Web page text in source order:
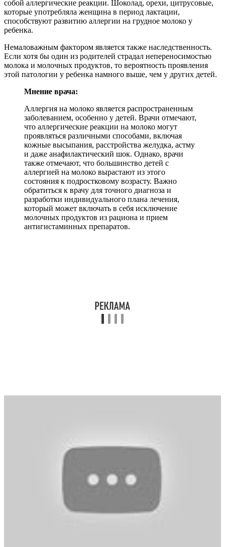
собой аллергические реакции. Шоколад, орехи, цитрусовые,
которые употребляла женщина в период лактации,
способствуют развитию аллергии на грудное молоко у
ребенка.
Немаловажным фактором является также наследственность.
Если хотя бы один из родителей страдал непереносимостью
молока и молочных продуктов, то вероятность проявления
этой патологии у ребенка намного выше, чем у других детей.
Мнение врача:
Аллергия на молоко является распространенным
заболеванием, особенно у детей. Врачи отмечают,
что аллергические реакции на молоко могут
проявляться различными способами, включая
кожные высыпания, расстройства желудка, астму
и даже анафилактический шок. Однако, врачи
также отмечают, что большинство детей с
аллергией на молоко вырастают из этого
состояния к подростковому возрасту. Важно
обратиться к врачу для точного диагноза и
разработки индивидуального плана лечения,
который может включать в себя исключение
молочных продуктов из рациона и прием
антигистаминных препаратов.